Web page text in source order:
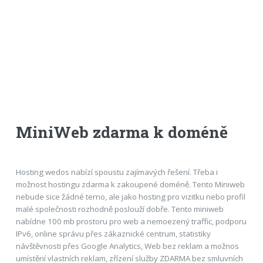
MiniWeb zdarma k doméně
Hosting wedos nabízí spoustu zajímavých řešení. Třeba i
možnost hostingu zdarma k zakoupené doméně. Tento Miniweb
nebude sice žádné terno, ale jako hosting pro vizitku nebo profil
malé společnosti rozhodně poslouží dobře. Tento miniweb
nabídne 100 mb prostoru pro web a nemoezený traffic, podporu
IPv6, online správu přes zákaznické centrum, statistiky
návštěvnosti přes Google Analytics, Web bez reklam a možnos
umístění vlastních reklam, zřízení služby ZDARMA bez smluvních